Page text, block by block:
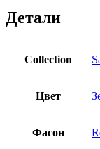
Детали
Collection
Цвет
Фасон